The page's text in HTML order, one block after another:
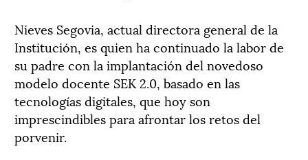
Nieves Segovia, actual directora general de la
Institución, es quien ha continuado la labor de
su padre con la implantación del novedoso
modelo docente SEK 2.0, basado en las
tecnologías digitales, que hoy son
imprescindibles para afrontar los retos del
porvenir.